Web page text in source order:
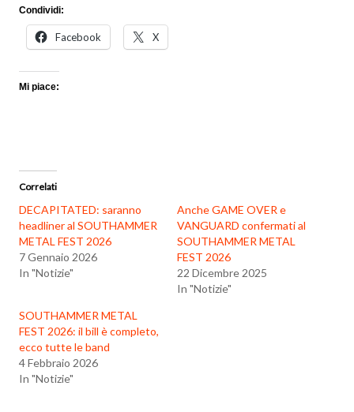
Condividi:
Facebook X
Mi piace:
Correlati
DECAPITATED: saranno
headliner al SOUTHAMMER
METAL FEST 2026
7 Gennaio 2026
In "Notizie"
Anche GAME OVER e
VANGUARD confermati al
SOUTHAMMER METAL
FEST 2026
22 Dicembre 2025
In "Notizie"
SOUTHAMMER METAL
FEST 2026: il bill è completo,
ecco tutte le band
4 Febbraio 2026
In "Notizie"